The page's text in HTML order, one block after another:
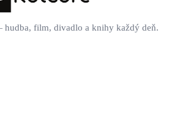
film, divadlo a knihy každý deň.